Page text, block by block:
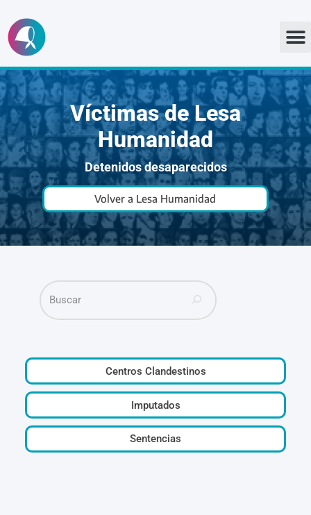
Ir
al
contenido
Víctimas de Lesa
Humanidad
Detenidos desaparecidos
Volver a Lesa Humanidad
Centros Clandestinos
Imputados
Sentencias